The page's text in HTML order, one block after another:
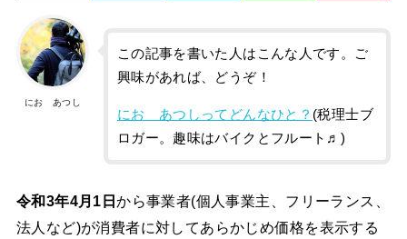
にお あつし
この記事を書いた人はこんな人です。ご
興味があれば、どうぞ！
にお あつしってどんなひと？ (税理士ブ
ロガー。趣味はバイクとフルート♬)
令和3年4月1日から事業者(個人事業主、フリーランス、
法人など)が消費者に対してあらかじめ価格を表示する